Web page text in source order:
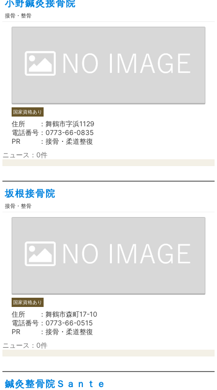
小野鍼灸接骨院
接骨・整骨
国家資格あり
住所
舞鶴市字浜1129
電話番号
0773-66-0835
PR
接骨・柔道整復
ニュース：0件
坂根接骨院
接骨・整骨
国家資格あり
住所
舞鶴市森町17-10
電話番号
0773-66-0515
PR
接骨・柔道整復
ニュース：0件
鍼灸整骨院Ｓａｎｔｅ